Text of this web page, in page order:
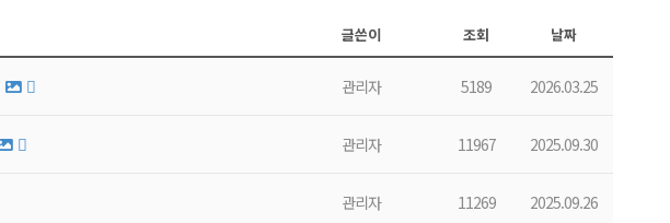
글쓴이 조회 날짜
관리자 5189 2026.03.25
관리자 11967 2025.09.30
관리자 11269 2025.09.26